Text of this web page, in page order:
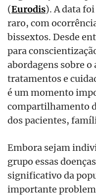
(Eurodis). A data
raro, com
bissextos. Desde
para
abordagens sobre o
tratamentos e
é um momento
compartilhamento
dos pacientes,
Embora sejam
grupo essas
significativo da
importante